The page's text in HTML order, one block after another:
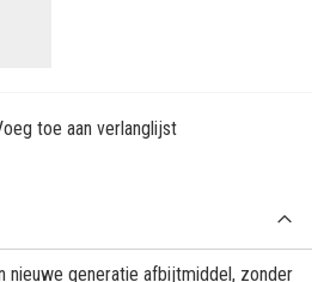
toe aan verlanglijst
nieuwe generatie afbijtmiddel, zonder